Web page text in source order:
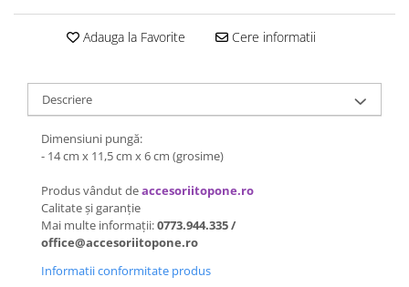
Adauga la Favorite Cere informatii
Descriere
Dimensiuni pungă:
- 14 cm x 11,5 cm x 6 cm (grosime)
Produs vândut deaccesoriitopone.ro
Calitate și garanție
Mai multe informații:0773.944.335 /
office@accesoriitopone.ro
Informatii conformitate produs